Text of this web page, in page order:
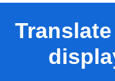
平日の午前8時30
従事する資格者